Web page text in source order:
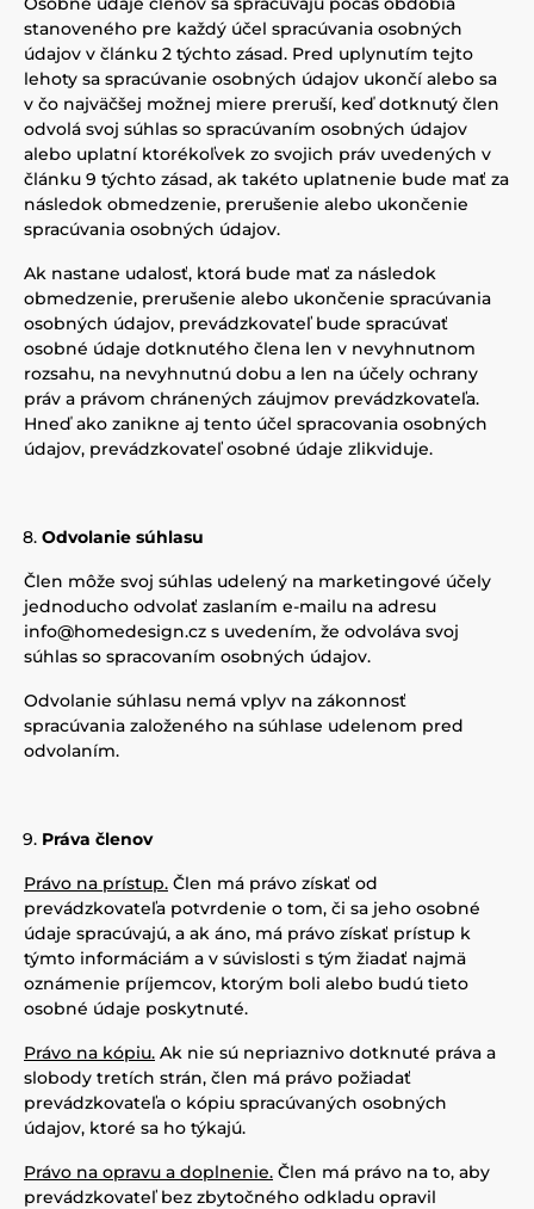
stanoveného pre každý účel spracúvania osobných
údajov v článku 2 týchto zásad. Pred uplynutím tejto
lehoty sa spracúvanie osobných údajov ukončí alebo sa
v čo najväčšej možnej miere preruší, keď dotknutý člen
odvolá svoj súhlas so spracúvaním osobných údajov
alebo uplatní ktorékoľvek zo svojich práv uvedených v
článku 9 týchto zásad, ak takéto uplatnenie bude mať za
následok obmedzenie, prerušenie alebo ukončenie
spracúvania osobných údajov.
Ak nastane udalosť, ktorá bude mať za následok
obmedzenie, prerušenie alebo ukončenie spracúvania
osobných údajov, prevádzkovateľ bude spracúvať
osobné údaje dotknutého člena len v nevyhnutnom
rozsahu, na nevyhnutnú dobu a len na účely ochrany
práv a právom chránených záujmov prevádzkovateľa.
Hneď ako zanikne aj tento účel spracovania osobných
údajov, prevádzkovateľ osobné údaje zlikviduje.
Odvolanie súhlasu
Člen môže svoj súhlas udelený na marketingové účely
jednoducho odvolať zaslaním e-mailu na adresu
info@homedesign.cz s uvedením, že odvoláva svoj
súhlas so spracovaním osobných údajov.
Odvolanie súhlasu nemá vplyv na zákonnosť
spracúvania založeného na súhlase udelenom pred
odvolaním.
Práva členov
Právo na prístup. Člen má právo získať od
prevádzkovateľa potvrdenie o tom, či sa jeho osobné
údaje spracúvajú, a ak áno, má právo získať prístup k
týmto informáciám a v súvislosti s tým žiadať najmä
oznámenie príjemcov, ktorým boli alebo budú tieto
osobné údaje poskytnuté.
Právo na kópiu. Ak nie sú nepriaznivo dotknuté práva a
slobody tretích strán, člen má právo požiadať
prevádzkovateľa o kópiu spracúvaných osobných
údajov, ktoré sa ho týkajú.
Právo na opravu a doplnenie. Člen má právo na to, aby
prevádzkovateľ bez zbytočného odkladu opravil